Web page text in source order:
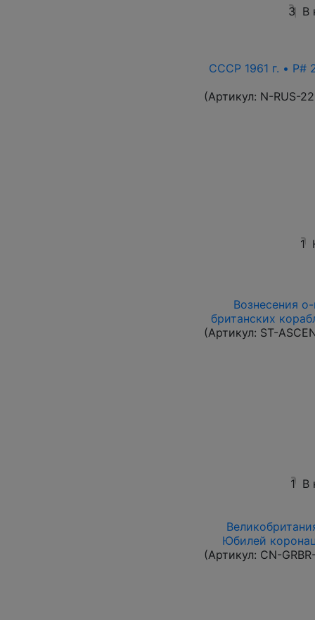
3 В
СССР 1961 г. • P#
(Артикул: N-RUS-
1
Вознесения
британских
(Артикул: ST-
1 В
Юбилей
(Артикул: CN-